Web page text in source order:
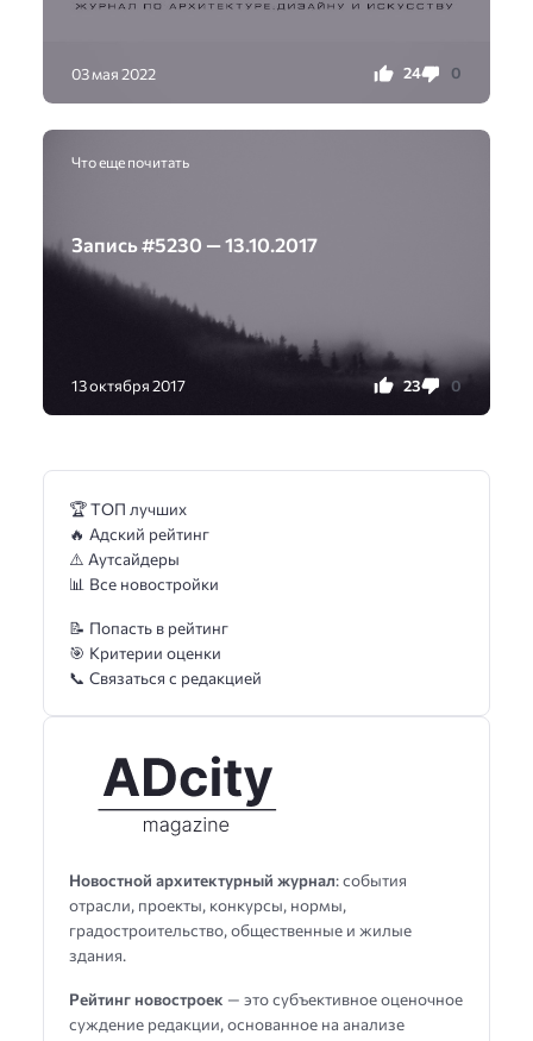
03 мая 2022 24 0
Что еще почитать
Запись #5230 — 13.10.2017
13 октября 2017 23 0
Новостной архитектурный журнал: события
отрасли, проекты, конкурсы, нормы,
градостроительство, общественные и жилые
здания.
Рейтинг новостроек — это субъективное оценочное
суждение редакции, основанное на анализе
🏆 ТОП лучших
🔥 Адский рейтинг
⚠️ Аутсайдеры
📊 Все новостройки
📝 Попасть в рейтинг
🎯 Критерии оценки
📞 Связаться с редакцией